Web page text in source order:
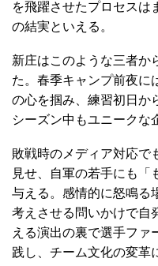
を飛躍させたプロセスは
の結実といえる。
新庄はこのような三者か
た。春季キャンプ前夜に
の心を掴み、練習初日か
シーズン中もユニークな
敗戦時のメディア対応で
見せ、自軍の若手にも「
与える。感情的に怒鳴る
考えさせる問いかけで自
える演出の裏で選手ファ
践し、チーム文化の変革